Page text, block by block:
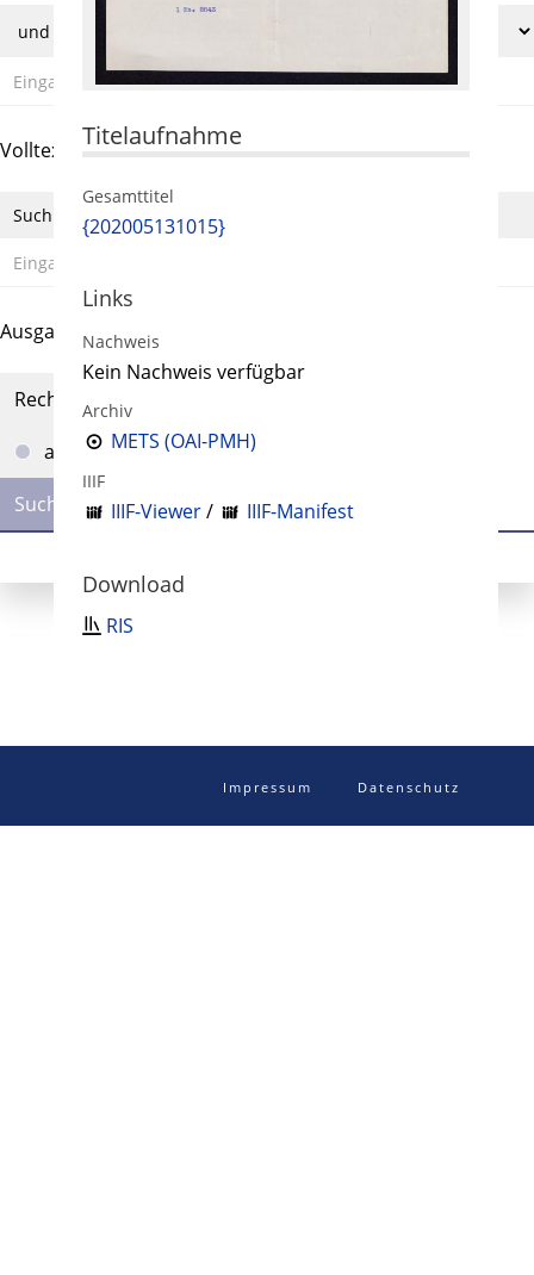
Volltext und Inhaltsverzeichnis
Suchbegriff
Ausgabe-Optionen
Rechtstrunkierung
an
aus
Titelaufnahme
Gesamttitel
{202005131015}
Links
Nachweis
Kein Nachweis verfügbar
Archiv
METS (OAI-PMH)
IIIF
IIIF-Viewer/ IIIF-Manifest
Download
RIS
Impressum Datenschutz